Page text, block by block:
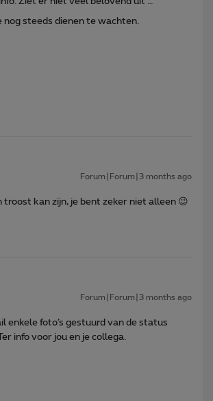
steeds dienen te wachten.
Forum|Forum|3 months ago
troost kan zijn, je bent zeker niet alleen 😉
Forum|Forum|3 months ago
enkele foto’s gestuurd van de status
info voor jou en je collega.